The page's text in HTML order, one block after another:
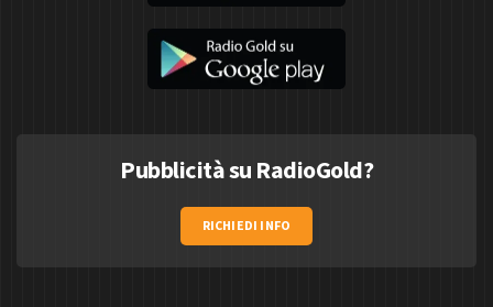
Pubblicità su RadioGold?
RICHIEDI INFO